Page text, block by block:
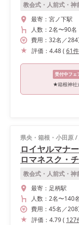
教会式・人前式・神
最寄： 宮ノ下駅
人数： 2名〜90名
費用： 32名 ／284
評価： 4.48( 61件
受付中フェ
県央・箱根・小田原/
ロイヤルマナ
ロマネスク・
教会式・人前式・神
最寄： 足柄駅
人数： 2名〜140名
費用： 45名 ／208
評価： 4.79( 127